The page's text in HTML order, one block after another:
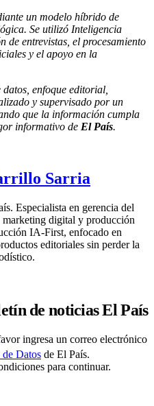
un modelo híbrido de
Se utilizó Inteligencia
entrevistas, el procesamiento
y el apoyo en la
enfoque editorial,
y supervisado por un
que la información cumpla
informativo de El País.
Sarria
Especialista en gerencia del
digital y producción
IA-First, enfocado en
editoriales sin perder la
de noticias El País
ingresa un correo electrónico
Datos de El País.
para continuar.